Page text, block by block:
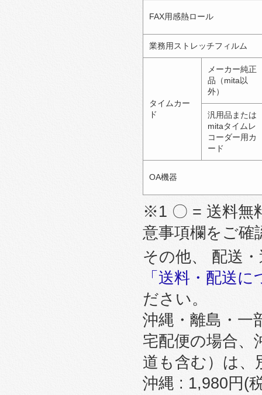
FAX用感熱ロール
業務用ストレッチフィルム
タイムカー
ド
メーカー純正
品（mita以
外）
汎用品または
mitaタイムレ
コーダー用カ
ード
OA機器
※1 〇 = 送料無
意事項欄をご確
その他、 配送
「送料・配送
ださい。
沖縄・離島・一
宅配便の場合、
道も含む）は、
沖縄 : 1,980円(